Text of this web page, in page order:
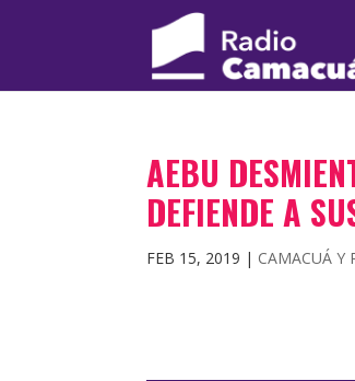
AEBU
DEFIENDE A
FEB 15, 2019 | CAMACUÁ Y